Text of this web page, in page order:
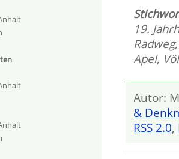
19.
Radweg
Apel,
Autor:
&
RSS 2.0,